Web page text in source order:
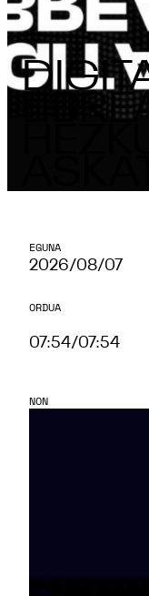
EGUNA
2026/08/07
ORDUA
07:54/07:54
NON